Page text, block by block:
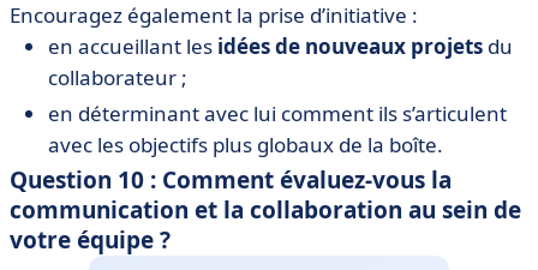
Encouragez également la prise d’initiative :
en accueillant les idées de nouveaux projets du
collaborateur ;
en déterminant avec lui comment ils s’articulent
avec les objectifs plus globaux de la boîte.
Question 10 : Comment évaluez-vous la
communication et la collaboration au sein de
votre équipe ?